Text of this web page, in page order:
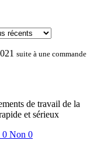
suite à une commande
de travail de la
et sérieux
0 Non 0